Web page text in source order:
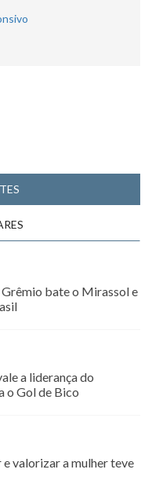
bate o Mirassol e
a liderança do
o Gol de Bico
valorizar a mulher teve